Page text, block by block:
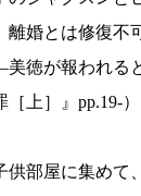
離婚とは修復
徳が報われる
上］』pp.19-）
供部屋に集め